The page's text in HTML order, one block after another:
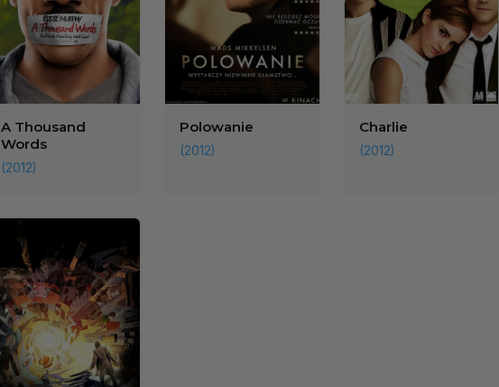
A Thousand
Words
(2012)
Polowanie
(2012)
Charlie
(2012)